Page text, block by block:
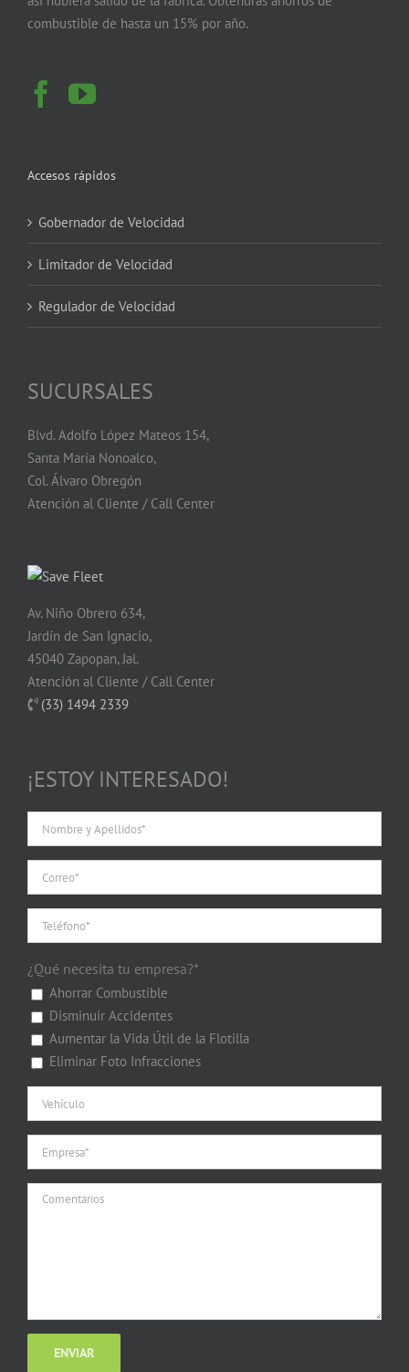
combustible de hasta un 15% por año.
Accesos rápidos
Gobernador de Velocidad
Limitador de Velocidad
Regulador de Velocidad
SUCURSALES
Blvd. Adolfo López Mateos 154,
Santa María Nonoalco,
Col. Álvaro Obregón
Atención al Cliente / Call Center
Av. Niño Obrero 634,
Jardín de San Ignacio,
45040 Zapopan, Jal.
Atención al Cliente / Call Center
(33) 1494 2339
¡ESTOY INTERESADO!
¿Qué necesita tu empresa?*
Ahorrar Combustible
Disminuir Accidentes
Aumentar la Vida Útil de la Flotilla
Eliminar Foto Infracciones